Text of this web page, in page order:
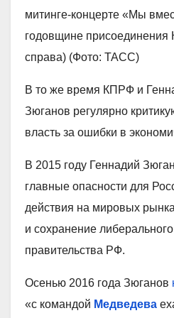
митинге-концерте «Мы
годовщине
справа) (Фото: ТАСС)
В то же время КПРФ и
Зюганов регулярно
власть за ошибки в
В 2015 году Геннадий
главные опасности для
действия на мировых
и сохранение либерального
правительства РФ.
Осенью 2016 года Зюганов
«с командой Медведева